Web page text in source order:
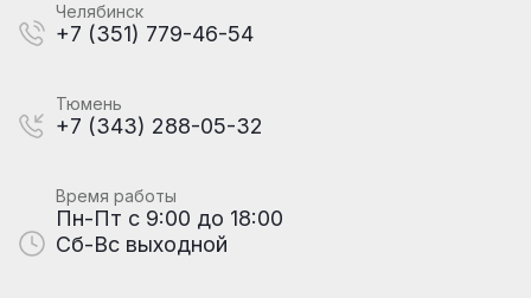
Челябинск
+7 (351) 779-46-54
Тюмень
+7 (343) 288-05-32
Время работы
Пн-Пт с 9:00 до 18:00
Сб-Вс выходной